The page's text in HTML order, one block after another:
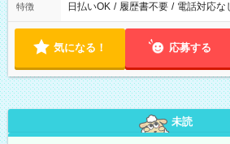
特徴 日払いOK / 履歴書不要 / 電話対応な
気になる！ 応募する
未読